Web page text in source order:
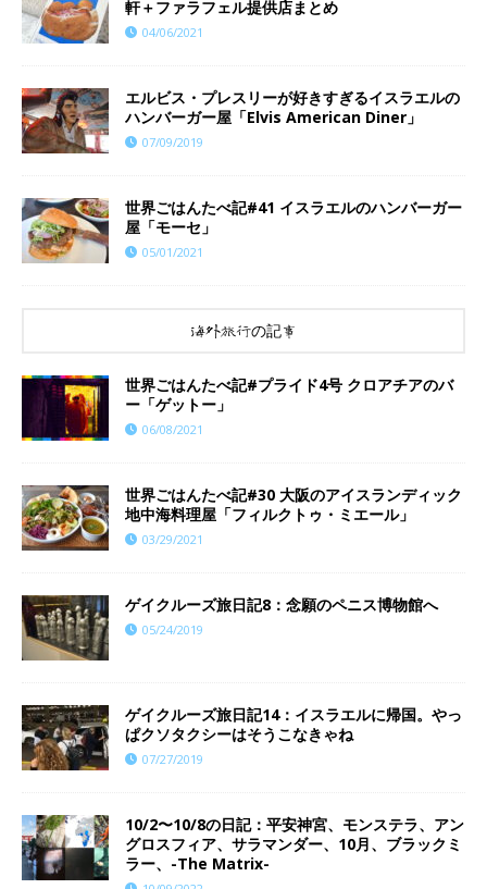
軒＋ファラフェル提供店まとめ
04/06/2021
エルビス・プレスリーが好きすぎるイスラエルの
ハンバーガー屋「Elvis American Diner」
07/09/2019
世界ごはんたべ記#41 イスラエルのハンバーガー
屋「モーセ」
05/01/2021
海外旅行の記事
世界ごはんたべ記#プライド4号 クロアチアのバ
ー「ゲットー」
06/08/2021
世界ごはんたべ記#30 大阪のアイスランディック
地中海料理屋「フィルクトゥ・ミエール」
03/29/2021
ゲイクルーズ旅日記8：念願のペニス博物館へ
05/24/2019
ゲイクルーズ旅日記14：イスラエルに帰国。やっ
ぱクソタクシーはそうこなきゃね
07/27/2019
10/2〜10/8の日記：平安神宮、モンステラ、アン
グロスフィア、サラマンダー、10月、ブラックミ
ラー、-The Matrix-